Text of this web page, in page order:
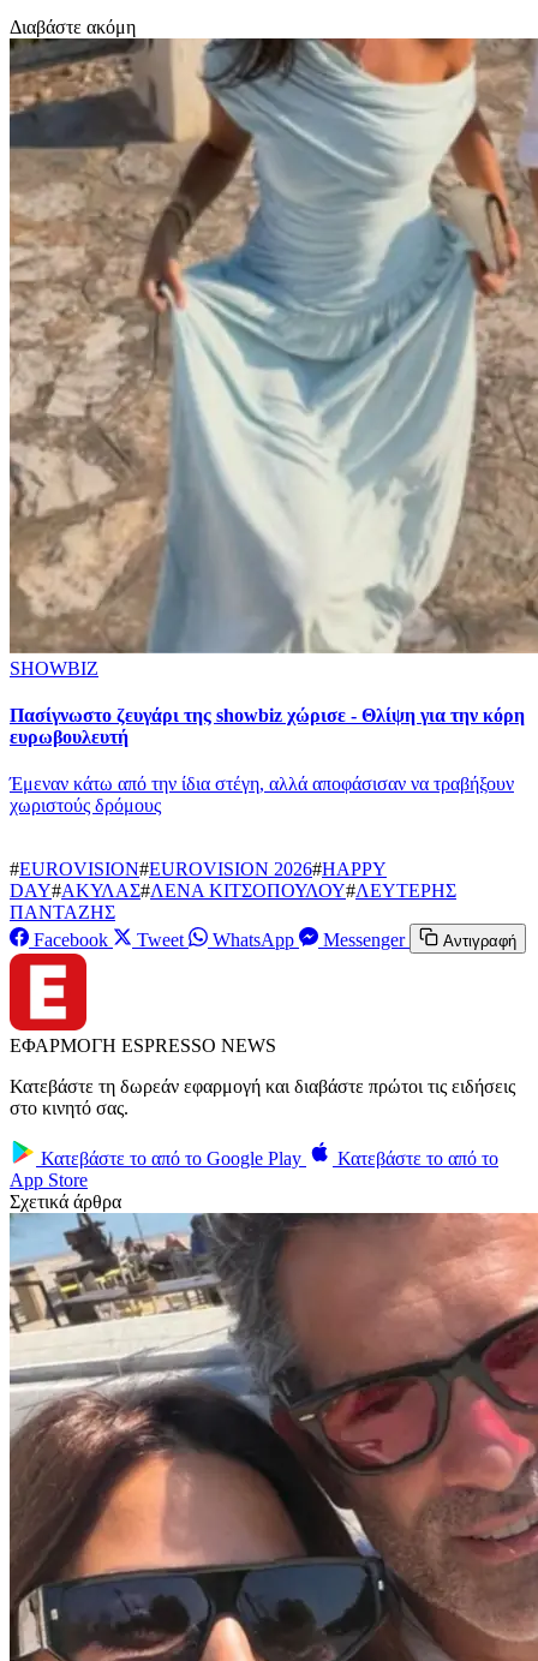
Διαβάστε ακόμη
SHOWBIZ
Πασίγνωστο ζευγάρι της showbiz χώρισε - Θλίψη για την κόρη
ευρωβουλευτή
Έμεναν κάτω από την ίδια στέγη, αλλά αποφάσισαν να τραβήξουν
χωριστούς δρόμους
#EUROVISION#EUROVISION 2026#HAPPY
DAY#ΑΚΥΛΑΣ#ΛΕΝΑ ΚΙΤΣΟΠΟΥΛΟΥ#ΛΕΥΤΕΡΗΣ
ΠΑΝΤΑΖΗΣ
Facebook
Tweet WhatsApp Messenger Αντιγραφή
ΕΦΑΡΜΟΓΗ ESPRESSO NEWS
Κατεβάστε τη δωρεάν εφαρμογή και διαβάστε πρώτοι τις ειδήσεις
στο κινητό σας.
Κατεβάστε το από το Google Play
Κατεβάστε το από το
App Store
Σχετικά άρθρα